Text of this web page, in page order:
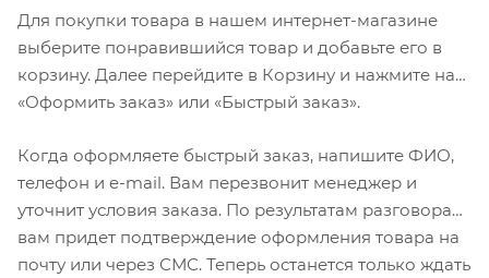
Для покупки товара в нашем интернет-магазине
выберите понравившийся товар и добавьте его в
корзину. Далее перейдите в Корзину и нажмите на
«Оформить заказ» или «Быстрый заказ».
Когда оформляете быстрый заказ, напишите ФИО,
телефон и e-mail. Вам перезвонит менеджер и
уточнит условия заказа. По результатам разговора
вам придет подтверждение оформления товара на
почту или через СМС. Теперь останется только ждать